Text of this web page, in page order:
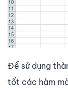
Để sử dụng
tốt các hàm